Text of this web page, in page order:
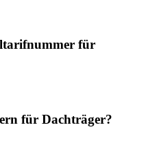
für
für Dachträger?